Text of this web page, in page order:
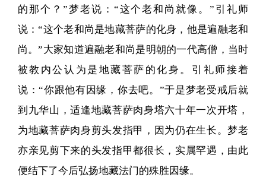
的那个？”梦老说：“这个老和尚就像。”引礼师
说：“这个老和尚是地藏菩萨的化身，他是遍融老和
尚。”大家知道遍融老和尚是明朝的一代高僧，当时
被教内公认为是地藏菩萨的化身。引礼师接着
说：“你跟他有因缘，你去吧。”于是梦老受戒后就
到九华山，适逢地藏菩萨肉身塔六十年一次开塔，
为地藏菩萨肉身剪头发指甲，因为仍在生长。梦老
亦亲见剪下来的头发指甲都很长，实属罕遇，由此
便结下了今后弘扬地藏法门的殊胜因缘。